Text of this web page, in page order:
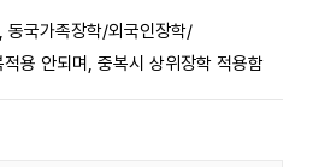
국가족장학/외국인장학/
용 안되며, 중복시 상위장학 적용함